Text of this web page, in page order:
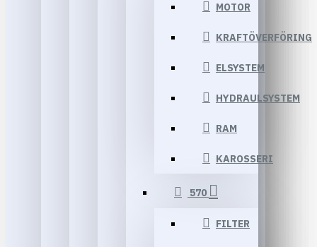
MOTOR
KRAFTÖVERFÖRING
ELSYSTEM
HYDRAULSYSTEM
RAM
KAROSSERI
570
FILTER